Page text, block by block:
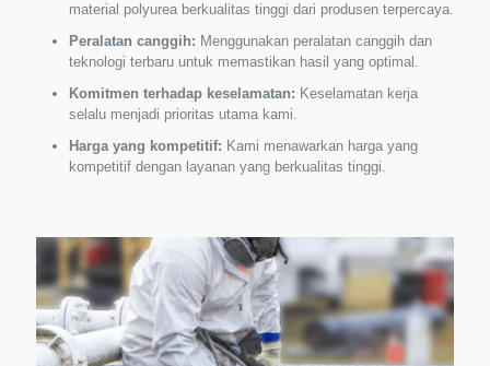
material polyurea berkualitas tinggi dari produsen terpercaya.
Peralatan canggih: Menggunakan peralatan canggih dan
teknologi terbaru untuk memastikan hasil yang optimal.
Komitmen terhadap keselamatan: Keselamatan kerja
selalu menjadi prioritas utama kami.
Harga yang kompetitif: Kami menawarkan harga yang
kompetitif dengan layanan yang berkualitas tinggi.